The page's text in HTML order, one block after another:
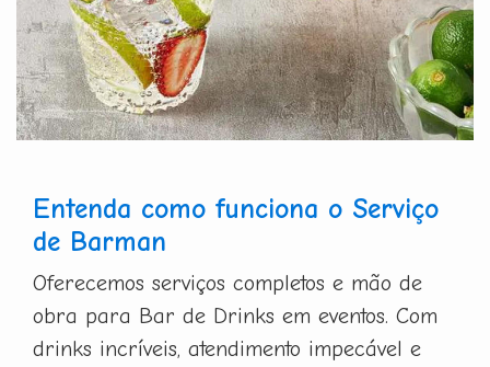
Entenda como funciona o Serviço
de Barman
Oferecemos serviços completos e mão de
obra para Bar de Drinks em eventos. Com
drinks incríveis, atendimento impecável e